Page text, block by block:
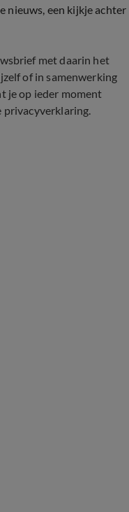
nieuws, een kijkje achter
met daarin het
of in samenwerking
je op ieder moment
privacyverklaring.